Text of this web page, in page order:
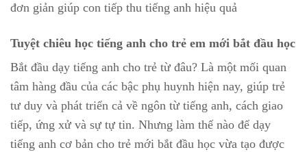
đơn giản giúp con tiếp thu tiếng anh hiệu quả
Tuyệt chiêu học tiếng anh cho trẻ em mới bắt đầu học
Bắt đầu dạy tiếng anh cho trẻ từ đâu? Là một mối quan
tâm hàng đầu của các bậc phụ huynh hiện nay, giúp trẻ
tư duy và phát triển cả về ngôn từ tiếng anh, cách giao
tiếp, ứng xử và sự tự tin. Nhưng làm thế nào để dạy
tiếng anh cơ bản cho trẻ mới bắt đầu học vừa tạo được